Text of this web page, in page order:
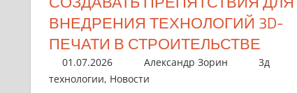
ВНЕДРЕНИЯ ТЕХНОЛОГИЙ 3D-
ПЕЧАТИ В СТРОИТЕЛЬСТВЕ
01.07.2026 Александр Зорин
3д
технологии, Новости